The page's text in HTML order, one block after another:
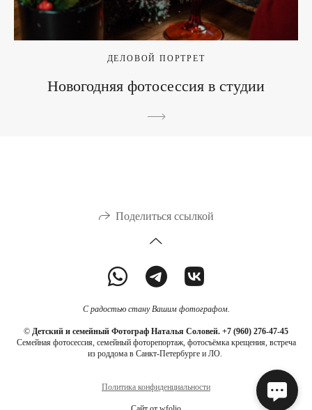
ДЕЛОВОЙ ПОРТРЕТ
Новогодняя фотосессия в студии
Поделиться ссылкой
С радостью стану Вашим фотографом.
© Детский и семейный Фотограф Наталья Соловей. +7 (960) 276-47-45
Семейная фотосессия, семейный фоторепортаж, фотосъёмка крещения, встреча
из роддома в Санкт-Петербурге и ЛО.
Политика конфиденциальности